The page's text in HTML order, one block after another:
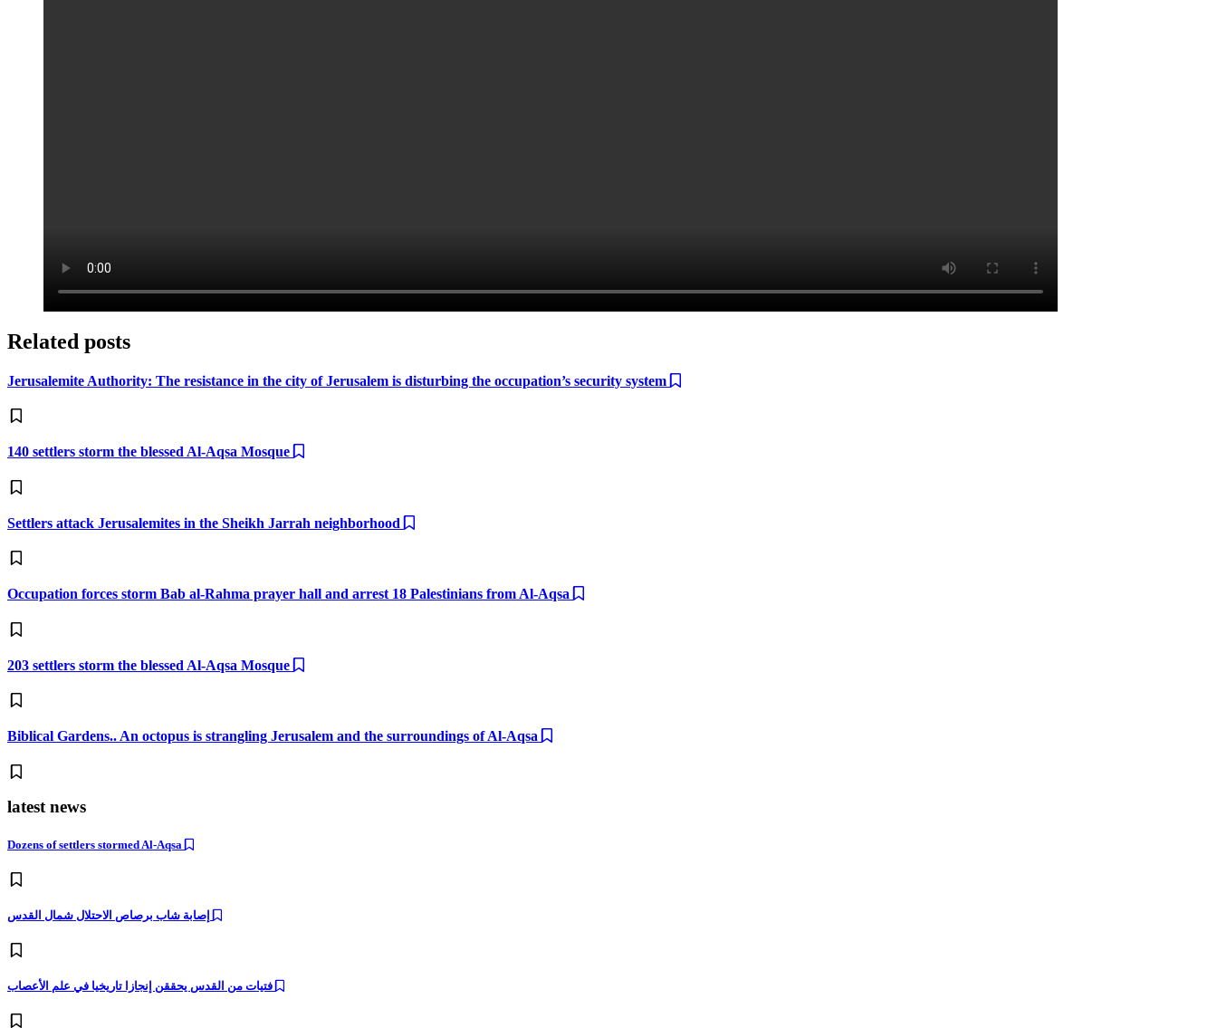
Related posts
Jerusalemite Authority: The resistance in the city of Jerusalem is disturbing the occupation’s security system
140 settlers storm the blessed Al-Aqsa Mosque
Settlers attack Jerusalemites in the Sheikh Jarrah neighborhood
Occupation forces storm Bab al-Rahma prayer hall and arrest 18 Palestinians from Al-Aqsa
203 settlers storm the blessed Al-Aqsa Mosque
Biblical Gardens.. An octopus is strangling Jerusalem and the surroundings of Al-Aqsa
latest news
Dozens of settlers stormed Al-Aqsa